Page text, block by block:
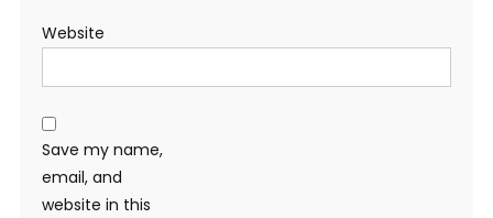
Website
Save my name,
email, and
website in this